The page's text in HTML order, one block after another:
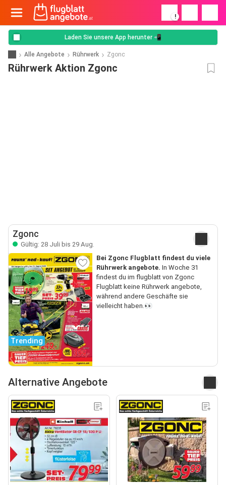
!
Laden Sie unsere App herunter 📲
Alle Angebote Rührwerk Zgonc
Rührwerk Aktion Zgonc
Zgonc
Gültig: 28 Juli bis 29 Aug.
Trending
Bei Zgonc Flugblatt findest du viele
Rührwerk angebote. In Woche 31
findest du im flugblatt von Zgonc
Flugblatt keine Rührwerk angebote,
während andere Geschäfte sie
vielleicht haben.👀
Alternative Angebote